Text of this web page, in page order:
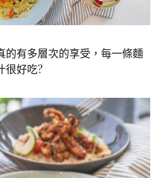
的有多層次的享受，每一條麵
很好吃?